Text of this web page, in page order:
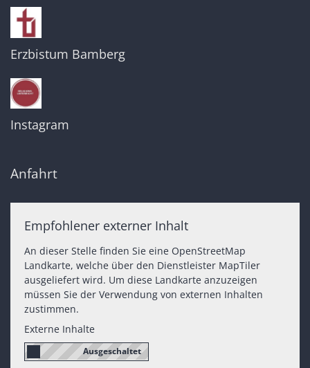
Erzbistum Bamberg
Instagram
Anfahrt
Empfohlener externer Inhalt
An dieser Stelle finden Sie eine OpenStreetMap
Landkarte, welche über den Dienstleister MapTiler
ausgeliefert wird. Um diese Landkarte anzuzeigen
müssen Sie der Verwendung von externen Inhalten
zustimmen.
Externe Inhalte